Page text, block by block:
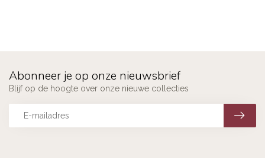
Abonneer je op onze nieuwsbrief
Blijf op de hoogte over onze nieuwe collecties